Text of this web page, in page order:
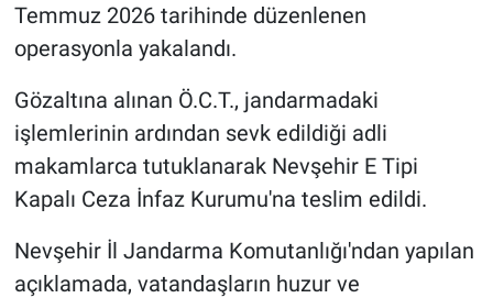
Temmuz 2026 tarihinde düzenlenen
operasyonla yakalandı.
Gözaltına alınan Ö.C.T., jandarmadaki
işlemlerinin ardından sevk edildiği adli
makamlarca tutuklanarak Nevşehir E Tipi
Kapalı Ceza İnfaz Kurumu'na teslim edildi.
Nevşehir İl Jandarma Komutanlığı'ndan yapılan
açıklamada, vatandaşların huzur ve